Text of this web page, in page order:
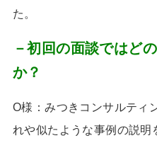
た。
－初回の面談ではど
か？
O様：みつきコンサルティ
れや似たような事例の説